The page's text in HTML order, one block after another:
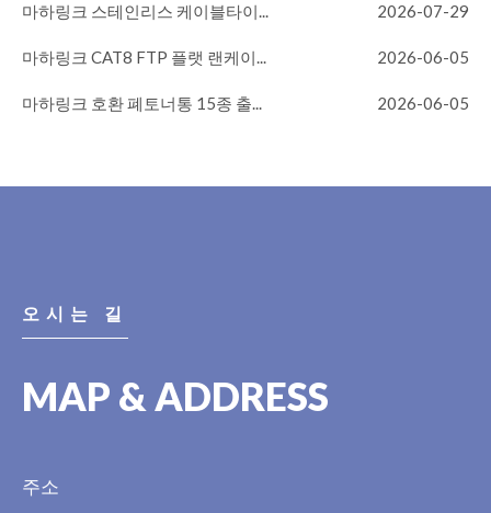
마하링크 스테인리스 케이블타이... 2026-07-29
마하링크 CAT8 FTP 플랫 랜케이... 2026-06-05
마하링크 호환 폐토너통 15종 출... 2026-06-05
오시는 길
MAP & ADDRESS
주소